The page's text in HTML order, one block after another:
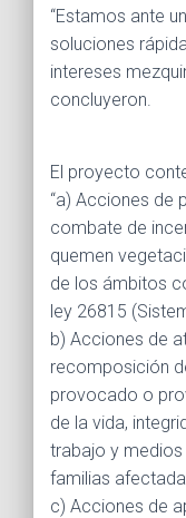
“Estamos ante
soluciones
intereses
concluyeron.
El proyecto
“a) Acciones de
combate de
quemen
de los ámbitos
ley 26815
b) Acciones de
recomposición
provocado o
de la vida,
trabajo y
familias
c) Acciones de